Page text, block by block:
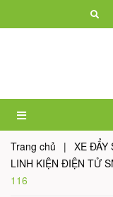
Trang chủ | XE ĐẨY
LINH KIỆN ĐIỆN TỬ
116